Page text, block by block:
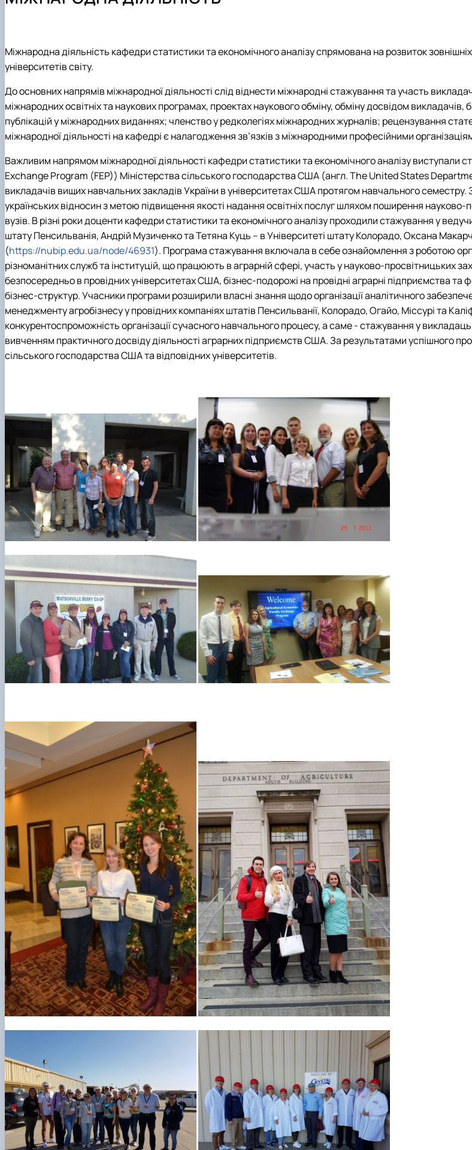
Основні напрями роботи
Інформація для магістрів
Науковий гурток “Цифрова статистика”
Звіти та результати діяльності
Міжнародна діяльність кафедри статистики та економічного аналізу спрямована на розвиток
університетів світу.
До основних напрямів міжнародної діяльності слід віднести міжнародні стажування та участь
міжнародних освітніх та наукових програмах, проектах наукового обміну, обміну досвідом
публікацій у міжнародних виданнях; членство у редколегіях міжнародних журналів; рецензування
міжнародної діяльності на кафедрі є налагодження зв’язків з міжнародними професійними
Важливим напрямом міжнародної діяльності кафедри статистики та економічного аналізу
Exchange Program (FEP)) Міністерства сільського господарства США (англ. The United States
викладачів вищих навчальних закладів України в університетах США протягом навчального
українських відносин з метою підвищення якості надання освітніх послуг шляхом поширення науково-
вузів. В різні роки доценти кафедри статистики та економічного аналізу проходили стажування у
штату Пенсильванія, Андрій Музиченко та Тетяна Куць – в Університеті штату Колорадо, Оксана
(https://nubip.edu.ua/node/46931). Програма стажування включала в себе ознайомлення з роботою
різноманітних служб та інституцій, що працюють в аграрній сфері, участь у науково-просвітницьких
безпосередньо в провідних університетах США, бізнес-подорожі на провідні аграрні підприємства та
бізнес-структур. Учасники програми розширили власні знання щодо організації аналітичного
менеджменту агробізнесу у провідних компаніях штатів Пенсильванії, Колорадо, Огайо, Міссурі та
конкурентоспроможність організації сучасного навчального процесу, а саме - стажування у
вивченням практичного досвіду діяльності аграрних підприємств США.За результатами успішного
сільського господарства США та відповідних університетів.